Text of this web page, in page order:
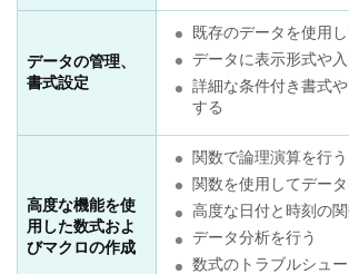
データの管理、
書式設定
既存のデータを使用
データに表示形式や
詳細な条件付き書式
する
高度な機能を使
用した数式およ
びマクロの作成
関数で論理演算を行う
関数を使用してデー
高度な日付と時刻の
データ分析を行う
数式のトラブルシュ